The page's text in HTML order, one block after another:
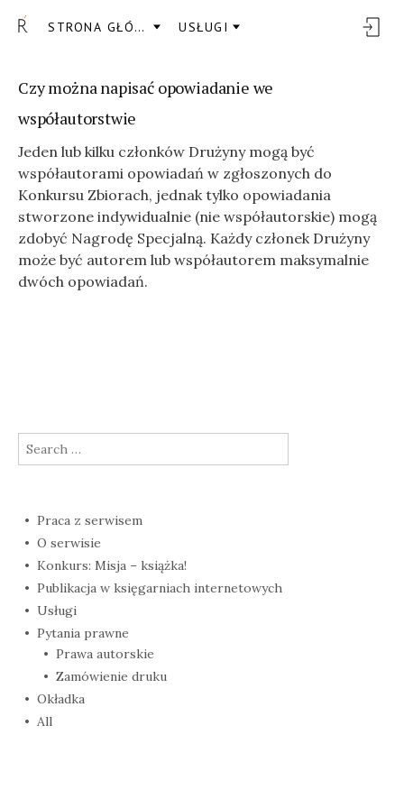
STRONA GŁÓWNA USŁUGI
Czy można napisać opowiadanie we
współautorstwie
Jeden lub kilku członków Drużyny mogą być
współautorami opowiadań w zgłoszonych do
Konkursu Zbiorach, jednak tylko opowiadania
stworzone indywidualnie (nie współautorskie) mogą
zdobyć Nagrodę Specjalną. Każdy członek Drużyny
może być autorem lub współautorem maksymalnie
dwóch opowiadań.
Search
for:
Praca z serwisem
O serwisie
Konkurs: Misja – książka!
Publikacja w księgarniach internetowych
Usługi
Pytania prawne
Prawa autorskie
Zamówienie druku
Okładka
All